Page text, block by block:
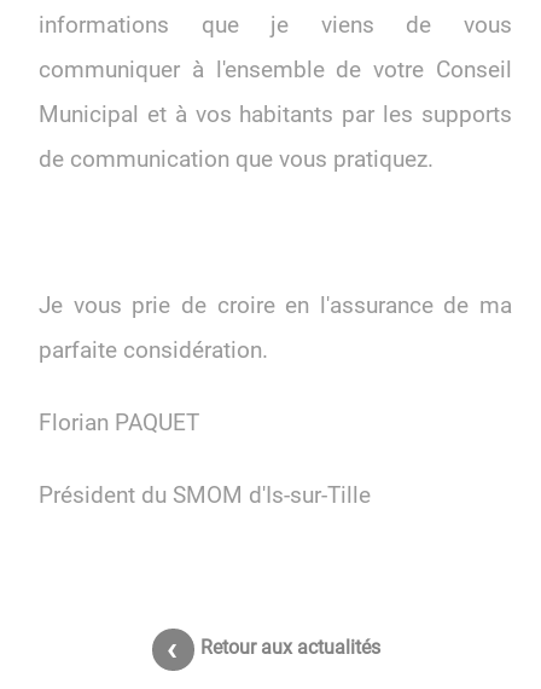
informations que je viens de vous
communiquer à l'ensemble de votre Conseil
Municipal et à vos habitants par les supports
de communication que vous pratiquez.
Je vous prie de croire en l'assurance de ma
parfaite considération.
Florian PAQUET
Président du SMOM d'Is-sur-Tille
Retour aux actualités